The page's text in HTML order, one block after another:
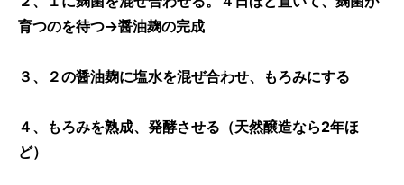
育つのを待つ→醤油麹の完成
３、２の醤油麹に塩水を混ぜ合わせ、もろみにする
４、もろみを熟成、発酵させる（天然醸造なら2年ほ
ど）